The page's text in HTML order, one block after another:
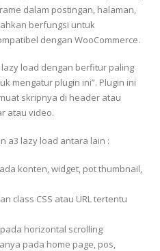
dalam postingan, halaman,
berfungsi untuk
dengan WooCommerce.
lazy load dengan berfitur paling
mengatur plugin ini”. Plugin ini
skripnya di header atau
atau video.
a3 lazy load antara lain :
konten, widget, pot thumbnail,
class CSS atau URL tertentu
horizontal scrolling
pada home page, pos,